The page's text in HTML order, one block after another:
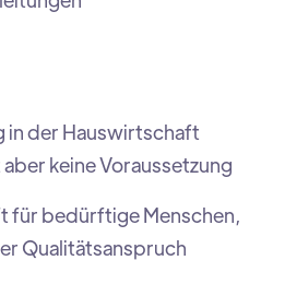
in der Hauswirtschaft
keine Voraussetzung
für bedürftige Menschen,
Qualitätsanspruch